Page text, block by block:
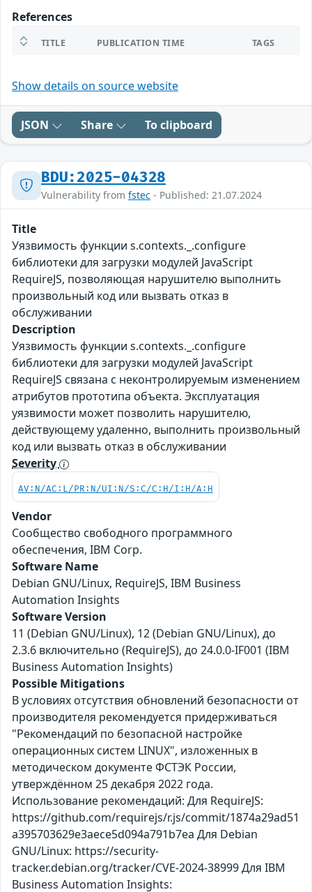
References
TITLE PUBLICATION TIME TAGS
Show details on source website
JSON Share To clipboard
BDU:2025-04328
Vulnerability from fstec - Published: 21.07.2024
Title
Уязвимость функции s.contexts._.configure
библиотеки для загрузки модулей JavaScript
RequireJS, позволяющая нарушителю выполнить
произвольный код или вызвать отказ в
обслуживании
Description
Уязвимость функции s.contexts._.configure
библиотеки для загрузки модулей JavaScript
RequireJS связана с неконтролируемым изменением
атрибутов прототипа объекта. Эксплуатация
уязвимости может позволить нарушителю,
действующему удаленно, выполнить произвольный
код или вызвать отказ в обслуживании
Severity
AV:N/AC:L/PR:N/UI:N/S:C/C:H/I:H/A:H
Vendor
Сообщество свободного программного
обеспечения, IBM Corp.
Software Name
Debian GNU/Linux, RequireJS, IBM Business
Automation Insights
Software Version
11 (Debian GNU/Linux), 12 (Debian GNU/Linux), до
2.3.6 включительно (RequireJS), до 24.0.0-IF001 (IBM
Business Automation Insights)
Possible Mitigations
В условиях отсутствия обновлений безопасности от
производителя рекомендуется придерживаться
"Рекомендаций по безопасной настройке
операционных систем LINUX", изложенных в
методическом документе ФСТЭК России,
утверждённом 25 декабря 2022 года.
Использование рекомендаций: Для RequireJS:
https://github.com/requirejs/r.js/commit/1874a29ad51
a395703629e3aece5d094a791b7ea Для Debian
GNU/Linux: https://security-
tracker.debian.org/tracker/CVE-2024-38999 Для IBM
Business Automation Insights: